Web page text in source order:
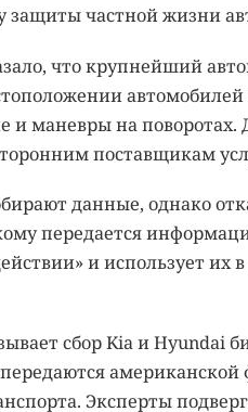
защиты частной жизни
что крупнейший
автомобилей
и маневры на
поставщикам
данные, однако
передается
и использует
сбор Kia и Hyundai
Эксперты